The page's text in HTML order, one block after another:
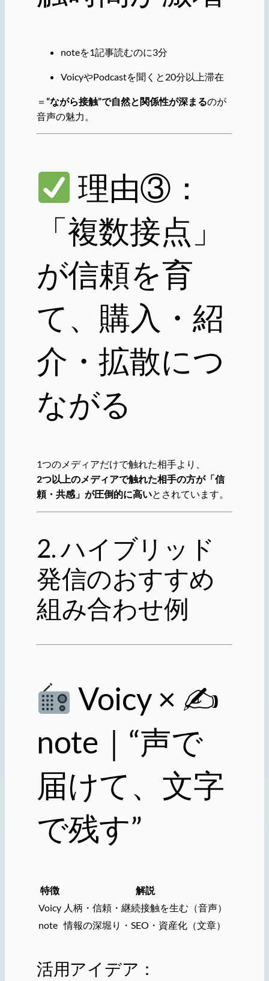
noteを1記事読むのに3分
VoicyやPodcastを聞くと20分以上滞在
＝ “ながら接触”で自然と関係性が深まるのが
音声の魅力。
理由③：
「複数接点」
が信頼を育
て、購入・紹
介・拡散につ
ながる
1つのメディアだけで触れた相手より、
2つ以上のメディアで触れた相手の方が「信
頼・共感」が圧倒的に高いとされています。
2. ハイブリッド
発信のおすすめ
組み合わせ例
Voicy × ✍
note｜“声で
届けて、文字
で残す”
特徴
解説
Voicy 人柄・信頼・継続接触を生む（音声）
note 情報の深堀り・SEO・資産化（文章）
活用アイデア：